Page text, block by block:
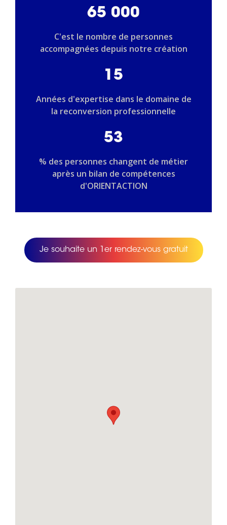
65 000
C'est le nombre de personnes
accompagnées depuis notre création
15
Années d'expertise dans le domaine de
la reconversion professionnelle
53
% des personnes changent de métier
après un bilan de compétences
d'ORIENTACTION
Je souhaite un 1er rendez-vous gratuit